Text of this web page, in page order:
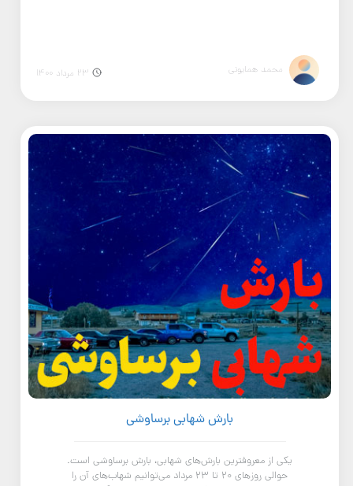
محمد همایونی 23 مرداد 1400
بارش شهابی برساوشی
یکی از معروفترین بارش‌های شهابی، بارش برساوشی است.
حوالی روزهای ۲۰ تا ۲۳ مرداد می‌توانیم شهاب‌های آن را